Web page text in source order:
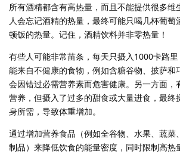
所有酒精都含有高热量，而且不能提供很多维
人会忘记酒精的热量，最终可能只喝几杯葡萄
顿饭的热量。记住，酒精饮料并非零热量！
有些人可能非常苗条，每天只摄入1000卡路
能来自不健康的食物，例如含糖谷物、披萨和
会因错过必需营养素而危害健康。另一方面，
营养，但摄入了过多的甜食或大量进食，最终
身所需，导致体重增加。
通过增加营养食品（例如全谷物、水果、蔬菜
制品）来降低饮食的能量密度，同时限制高热